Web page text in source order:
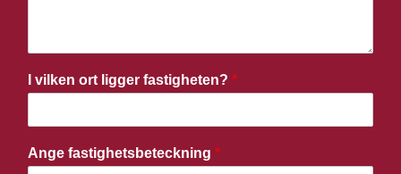
I vilken ort ligger fastigheten? *
Ange fastighetsbeteckning *